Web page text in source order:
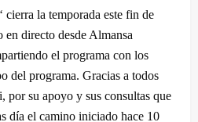
‘ cierra la temporada este fin de
en directo desde Almansa
el programa con los
del programa. Gracias a todos
por su apoyo y sus consultas que
día el camino iniciado hace 10